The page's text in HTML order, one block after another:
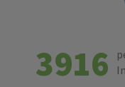
3916